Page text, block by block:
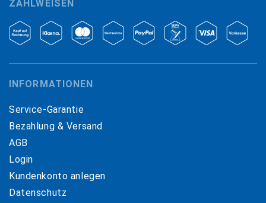
ZAHLWEISEN
INFORMATIONEN
Service-Garantie
Bezahlung & Versand
AGB
Login
Kundenkonto anlegen
Datenschutz